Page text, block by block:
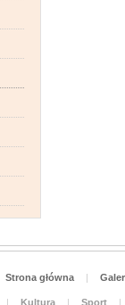
Strona główna |
| Kultura | Sport
|